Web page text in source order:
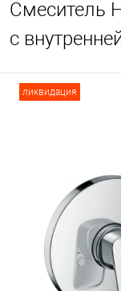
Смеситель
с
ликвидация